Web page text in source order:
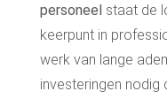
personeel staat de
keerpunt in
werk van lange
investeringen nodig